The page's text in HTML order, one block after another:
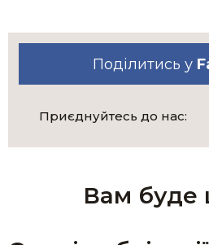
Поділитись у
Приєднуйтесь до нас:
Вам буде